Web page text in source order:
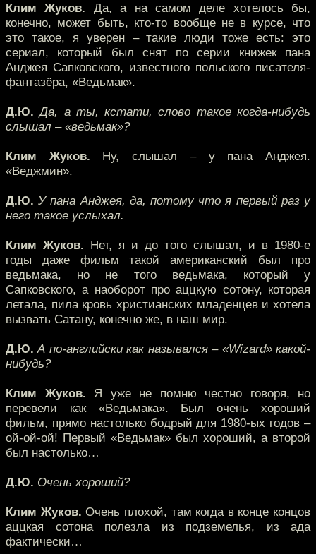
Клим Жуков. Да, а на самом деле хотелось бы,
конечно, может быть, кто-то вообще не в курсе, что
это такое, я уверен – такие люди тоже есть: это
сериал, который был снят по серии книжек пана
Анджея Сапковского, известного польского писателя-
фантазёра, «Ведьмак».
Д.Ю. Да, а ты, кстати, слово такое когда-нибудь
слышал – «ведьмак»?
Клим Жуков. Ну, слышал – у пана Анджея.
«Веджмин».
Д.Ю. У пана Анджея, да, потому что я первый раз у
него такое услыхал.
Клим Жуков. Нет, я и до того слышал, и в 1980-е
годы даже фильм такой американский был про
ведьмака, но не того ведьмака, который у
Сапковского, а наоборот про аццкую сотону, которая
летала, пила кровь христианских младенцев и хотела
вызвать Сатану, конечно же, в наш мир.
Д.Ю. А по-английски как назывался – «Wizard» какой-
нибудь?
Клим Жуков. Я уже не помню честно говоря, но
перевели как «Ведьмака». Был очень хороший
фильм, прямо настолько бодрый для 1980-ых годов –
ой-ой-ой! Первый «Ведьмак» был хороший, а второй
был настолько…
Д.Ю. Очень хороший?
Клим Жуков. Очень плохой, там когда в конце концов
аццкая сотона полезла из подземелья, из ада
фактически…